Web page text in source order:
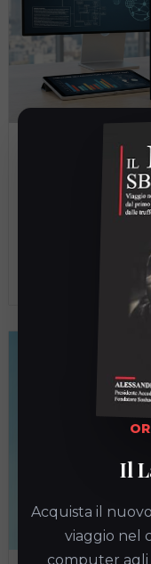
Il
Acquista il
viaggio nel
computer
Il nuovo libro
sbagliato: una
Venerdì 3 aprile è
Sbagliato, l’ultimo